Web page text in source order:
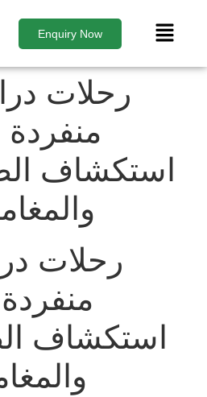
Enquiry Now
رحلات
منفردة
استكشاف
رحلات
استكشاف